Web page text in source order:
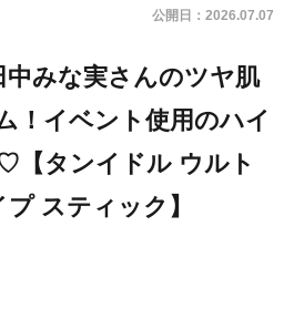
公開日： 2026.07.07
みな実さんのツヤ肌
！イベント使用のハイ
【タンイドル ウルト
スティック】